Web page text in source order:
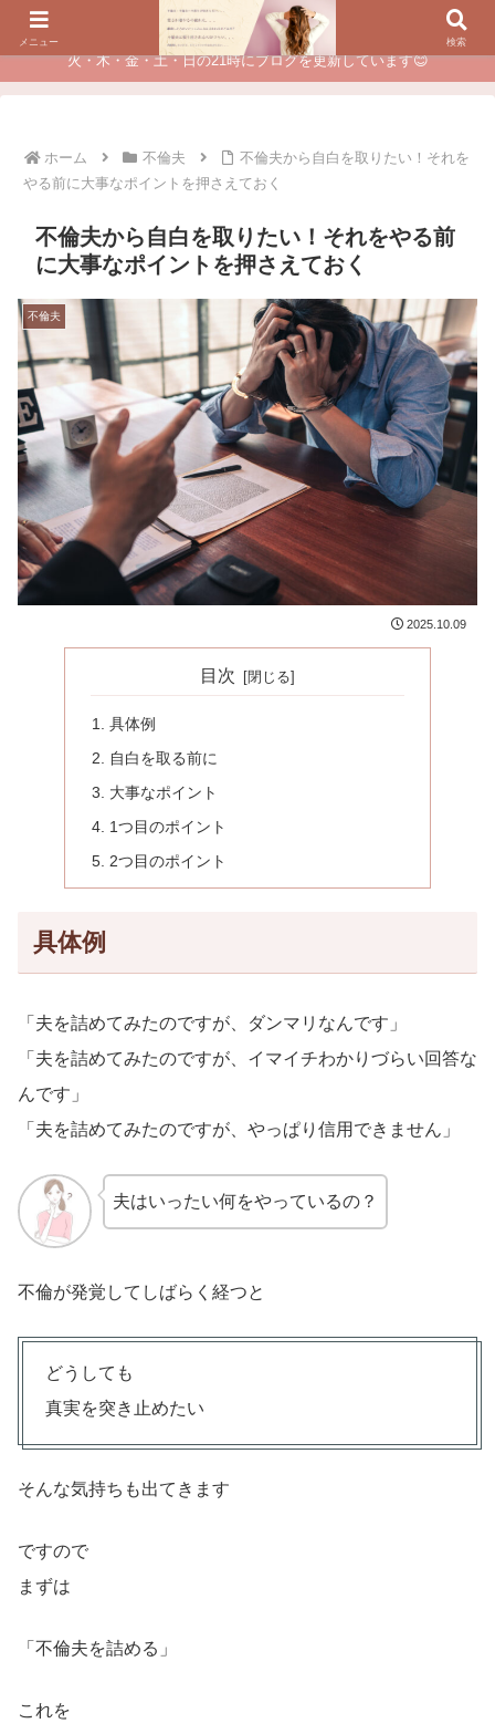
夫に不倫されたつらい経験が、あなたのチャンスに変わるカウンセリング
火・木・金・土・日の21時にブログを更新しています😊
ホーム 不倫夫
不倫夫から自白を取りたい！それを
やる前に大事なポイントを押さえておく
不倫夫から自白を取りたい！それをやる前
に大事なポイントを押さえておく
不倫夫
2025.10.09
目次
具体例
自白を取る前に
大事なポイント
1つ目のポイント
2つ目のポイント
具体例
「夫を詰めてみたのですが、ダンマリなんです」
「夫を詰めてみたのですが、イマイチわかりづらい回答な
んです」
「夫を詰めてみたのですが、やっぱり信用できません」
夫はいったい何をやっているの？
不倫が発覚してしばらく経つと
どうしても
真実を突き止めたい
そんな気持ちも出てきます
ですので
まずは
「不倫夫を詰める」
これを
メニュー 検索